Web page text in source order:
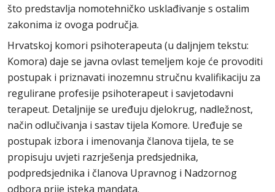
što predstavlja nomotehničko usklađivanje s ostalim
zakonima iz ovoga područja.
Hrvatskoj komori psihoterapeuta (u daljnjem tekstu:
Komora) daje se javna ovlast temeljem koje će provoditi
postupak i priznavati inozemnu stručnu kvalifikaciju za
regulirane profesije psihoterapeut i savjetodavni
terapeut. Detaljnije se uređuju djelokrug, nadležnost,
način odlučivanja i sastav tijela Komore. Uređuje se
postupak izbora i imenovanja članova tijela, te se
propisuju uvjeti razrješenja predsjednika,
podpredsjednika i članova Upravnog i Nadzornog
odbora prije isteka mandata.